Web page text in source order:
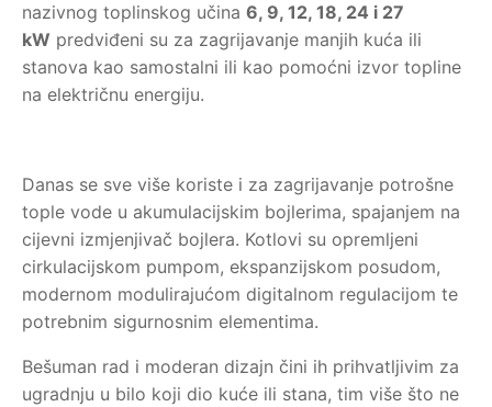
nazivnog toplinskog učina 6, 9, 12, 18, 24 i 27
kW predviđeni su za zagrijavanje manjih kuća ili
stanova kao samostalni ili kao pomoćni izvor topline
na električnu energiju.
Danas se sve više koriste i za zagrijavanje potrošne
tople vode u akumulacijskim bojlerima, spajanjem na
cijevni izmjenjivač bojlera. Kotlovi su opremljeni
cirkulacijskom pumpom, ekspanzijskom posudom,
modernom modulirajućom digitalnom regulacijom te
potrebnim sigurnosnim elementima.
Bešuman rad i moderan dizajn čini ih prihvatljivim za
ugradnju u bilo koji dio kuće ili stana, tim više što ne